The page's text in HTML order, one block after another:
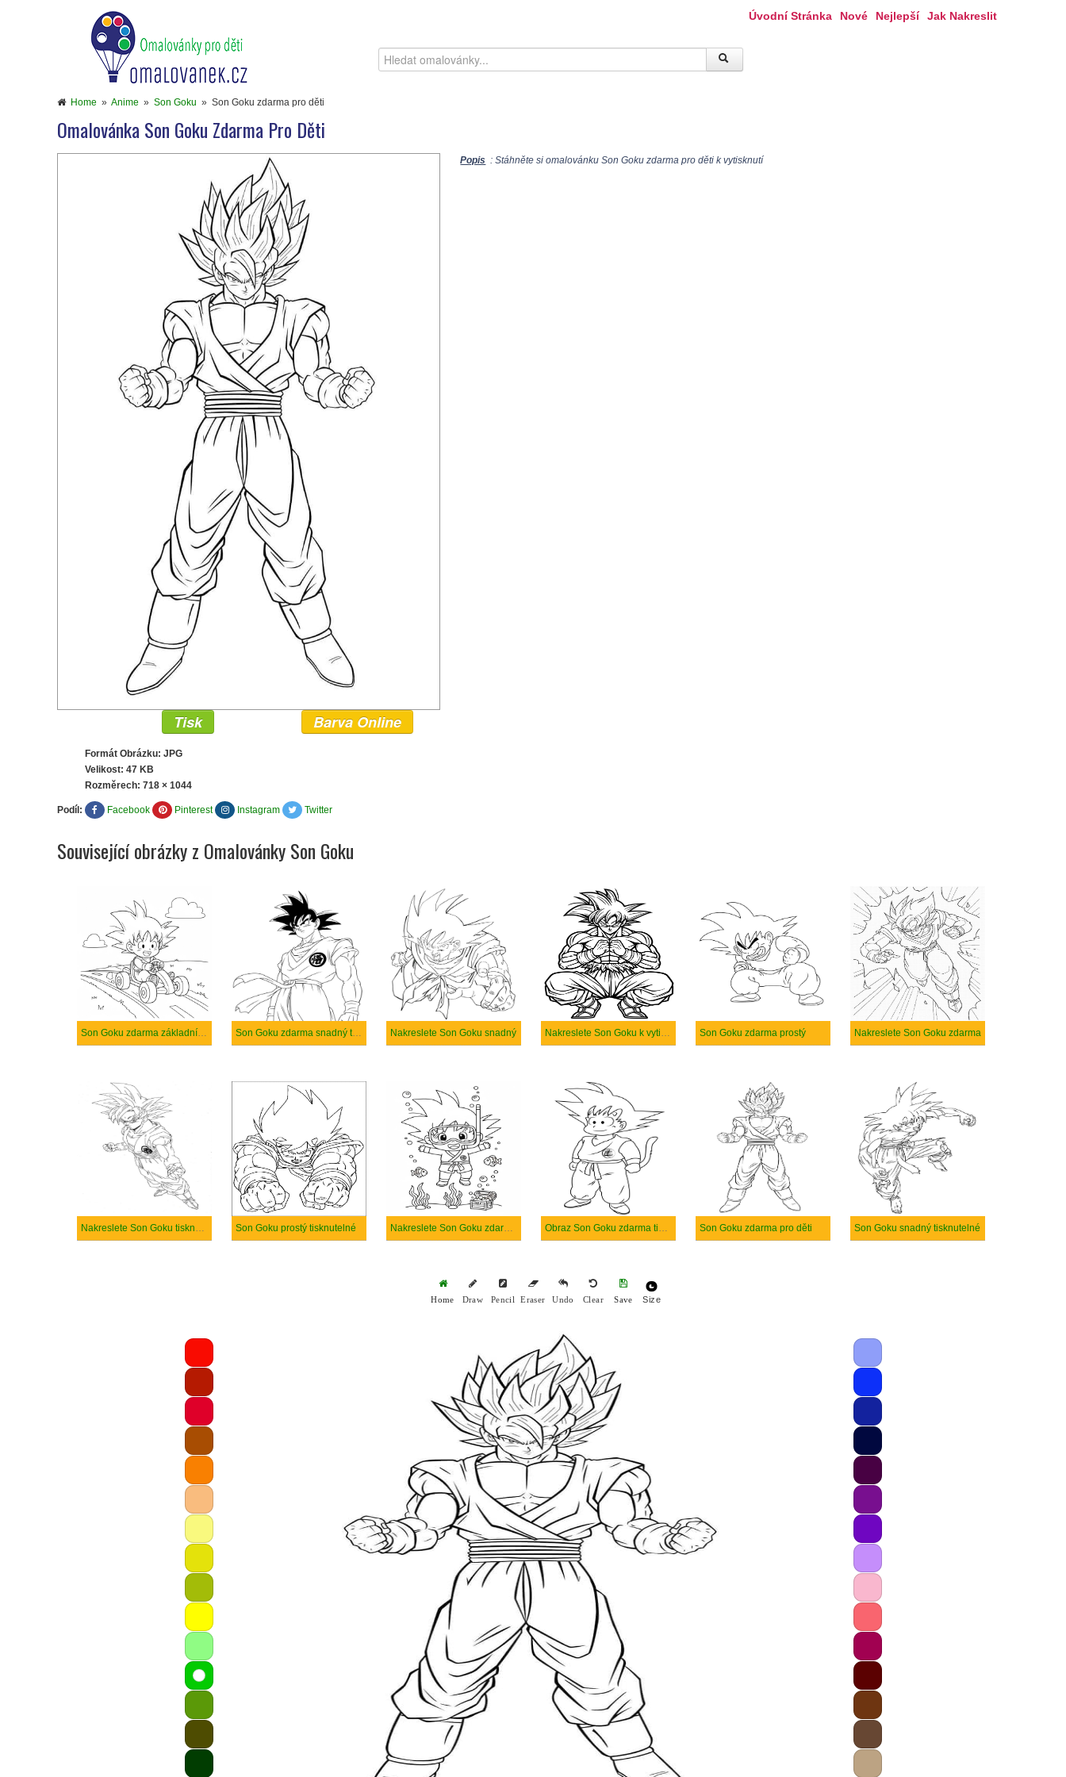
Úvodní Stránka Nové Nejlepší Jak Nakreslit
Home » Anime » Son Goku » Son Goku zdarma pro děti
Omalovánka Son Goku Zdarma Pro Děti
Popis : Stáhněte si omalovánku Son Goku zdarma pro děti k vytisknutí
Tisk Barva Online
Formát Obrázku: JPG
Velikost: 47 KB
Rozměrech: 718 × 1044
Podíl: Facebook Pinterest Instagram Twitter
Související obrázky z Omalovánky Son Goku
Son Goku zdarma základní tisknutelné Son Goku zdarma snadný tisknutelné Nakreslete Son Goku snadný Nakreslete Son Goku k vytisknutí zdarma Son Goku zdarma prostý Nakreslete Son Goku zdarma
Nakreslete Son Goku tisknutelné Son Goku prostý tisknutelné Nakreslete Son Goku zdarma prostý Obraz Son Goku zdarma tisknutelné Son Goku zdarma pro děti Son Goku snadný tisknutelné
Home Draw Pencil Eraser Undo Clear Save Size